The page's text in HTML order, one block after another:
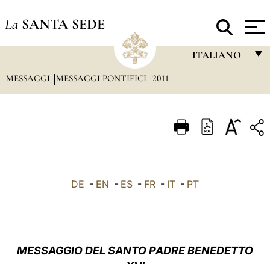
La SANTA SEDE
ITALIANO
ITALIANO
MESSAGGI MESSAGGI PONTIFICI 2011
DE - EN - ES - FR - IT - PT
MESSAGGIO DEL SANTO PADRE BENEDETTO